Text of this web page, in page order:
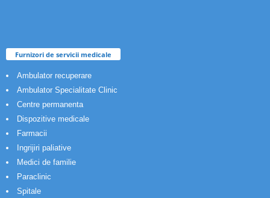
Furnizori de servicii medicale
Ambulator recuperare
Ambulator Specialitate Clinic
Centre permanenta
Dispozitive medicale
Farmacii
Ingrijiri paliative
Medici de familie
Paraclinic
Spitale